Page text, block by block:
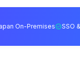
On-Premises SSO